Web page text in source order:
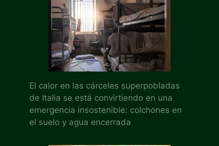
El calor en las cárceles superpobladas
de Italia se está convirtiendo en una
emergencia insostenible: colchones en
el suelo y agua encerrada